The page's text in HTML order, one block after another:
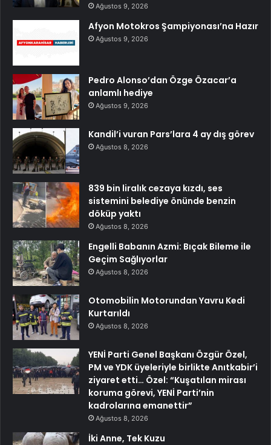
Ağustos 9, 2026
Afyon Motokros Şampiyonası’na Hazır
Ağustos 9, 2026
Pedro Alonso’dan Özge Özacar’a
anlamlı hediye
Ağustos 9, 2026
Kandil’i vuran Pars’lara 4 ay dış görev
Ağustos 8, 2026
839 bin liralık cezaya kızdı, ses
sistemini belediye önünde benzin
döküp yaktı
Ağustos 8, 2026
Engelli Babanın Azmi: Bıçak Bileme ile
Geçim Sağlıyorlar
Ağustos 8, 2026
Otomobilin Motorundan Yavru Kedi
Kurtarıldı
Ağustos 8, 2026
YENİ Parti Genel Başkanı Özgür Özel,
PM ve YDK üyeleriyle birlikte Anıtkabir’i
ziyaret etti… Özel: “Kuşatılan mirası
koruma görevi, YENİ Parti’nin
kadrolarına emanettir”
Ağustos 8, 2026
İki Anne, Tek Kuzu